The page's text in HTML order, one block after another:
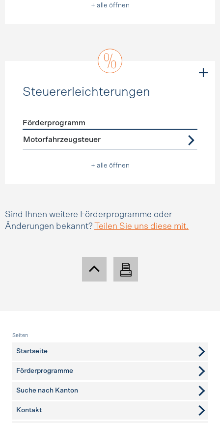
+ alle öffnen
Steuererleichterungen
Förderprogramme
Förderprogramm
Motorfahrzeugsteuer
+ alle öffnen
Sind Ihnen weitere Förderprogramme oder
Änderungen bekannt?
Teilen Sie uns diese mit.
Fusszeile
Seiten
Startseite
Förderprogramme
Suche nach Kanton
weitere Seiten
Kontakt